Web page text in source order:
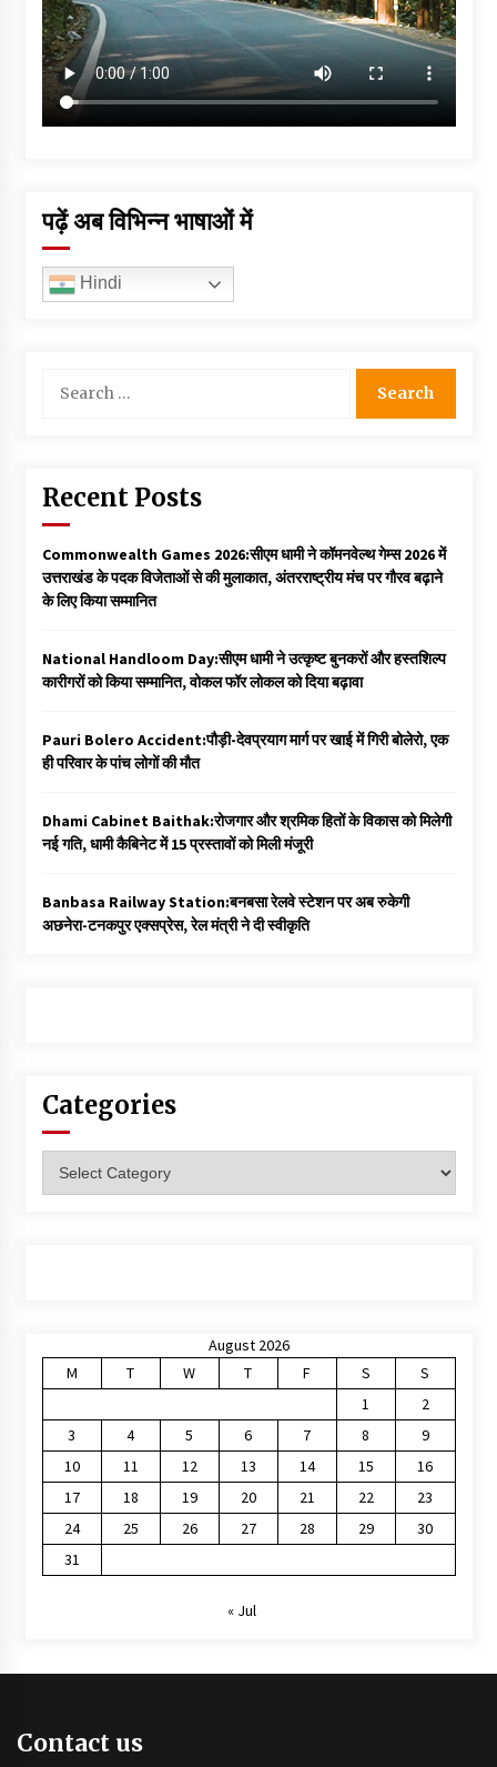
पढ़ें अब विभिन्न भाषाओं में
Hindi
for:
Recent Posts
Commonwealth Games 2026:सीएम धामी ने कॉमनवेल्थ गेम्स 2026 में
उत्तराखंड के पदक विजेताओं से की मुलाकात, अंतरराष्ट्रीय मंच पर गौरव बढ़ाने
के लिए किया सम्मानित
National Handloom Day:सीएम धामी ने उत्कृष्ट बुनकरों और हस्तशिल्प
कारीगरों को किया सम्मानित, वोकल फॉर लोकल को दिया बढ़ावा
Pauri Bolero Accident:पौड़ी-देवप्रयाग मार्ग पर खाई में गिरी बोलेरो, एक
ही परिवार के पांच लोगों की मौत
Dhami Cabinet Baithak:रोजगार और श्रमिक हितों के विकास को मिलेगी
नई गति, धामी कैबिनेट में 15 प्रस्तावों को मिली मंजूरी
Banbasa Railway Station:बनबसा रेलवे स्टेशन पर अब रुकेगी
अछनेरा-टनकपुर एक्सप्रेस, रेल मंत्री ने दी स्वीकृति
Categories
August 2026
M
T W T F S
S
1
2
3
4 5 6 7 8
9
10
11 12 13 14 15
16
17
18 19 20 21 22
23
24
25 26 27 28 29
30
31
« Jul
Contact us